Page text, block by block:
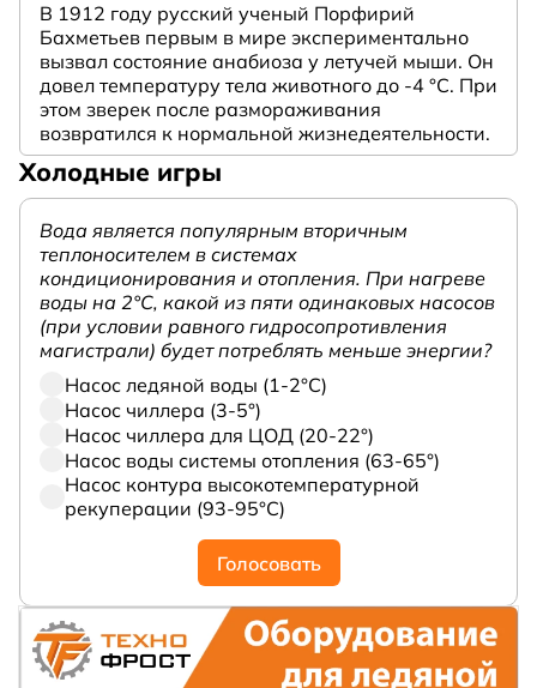
В 1912 году русский ученый Порфирий
Бахметьев первым в мире экспериментально
вызвал состояние анабиоза у летучей мыши. Он
довел температуру тела животного до -4 °C. При
этом зверек после размораживания
возвратился к нормальной жизнедеятельности.
Холодные игры
Вода является популярным вторичным
теплоносителем в системах
кондиционирования и отопления. При нагреве
воды на 2°С, какой из пяти одинаковых насосов
(при условии равного гидросопротивления
магистрали) будет потреблять меньше энергии?
Насос ледяной воды (1-2°С)
Насос чиллера (3-5°)
Насос чиллера для ЦОД (20-22°)
Насос воды системы отопления (63-65°)
Насос контура высокотемпературной
рекуперации (93-95°С)
Голосовать